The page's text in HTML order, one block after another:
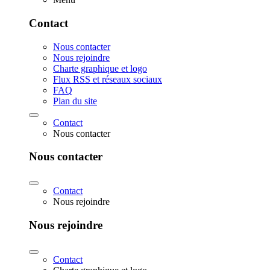
Contact
Nous contacter
Nous rejoindre
Charte graphique et logo
Flux RSS et réseaux sociaux
FAQ
Plan du site
Contact
Nous contacter
Nous contacter
Contact
Nous rejoindre
Nous rejoindre
Contact